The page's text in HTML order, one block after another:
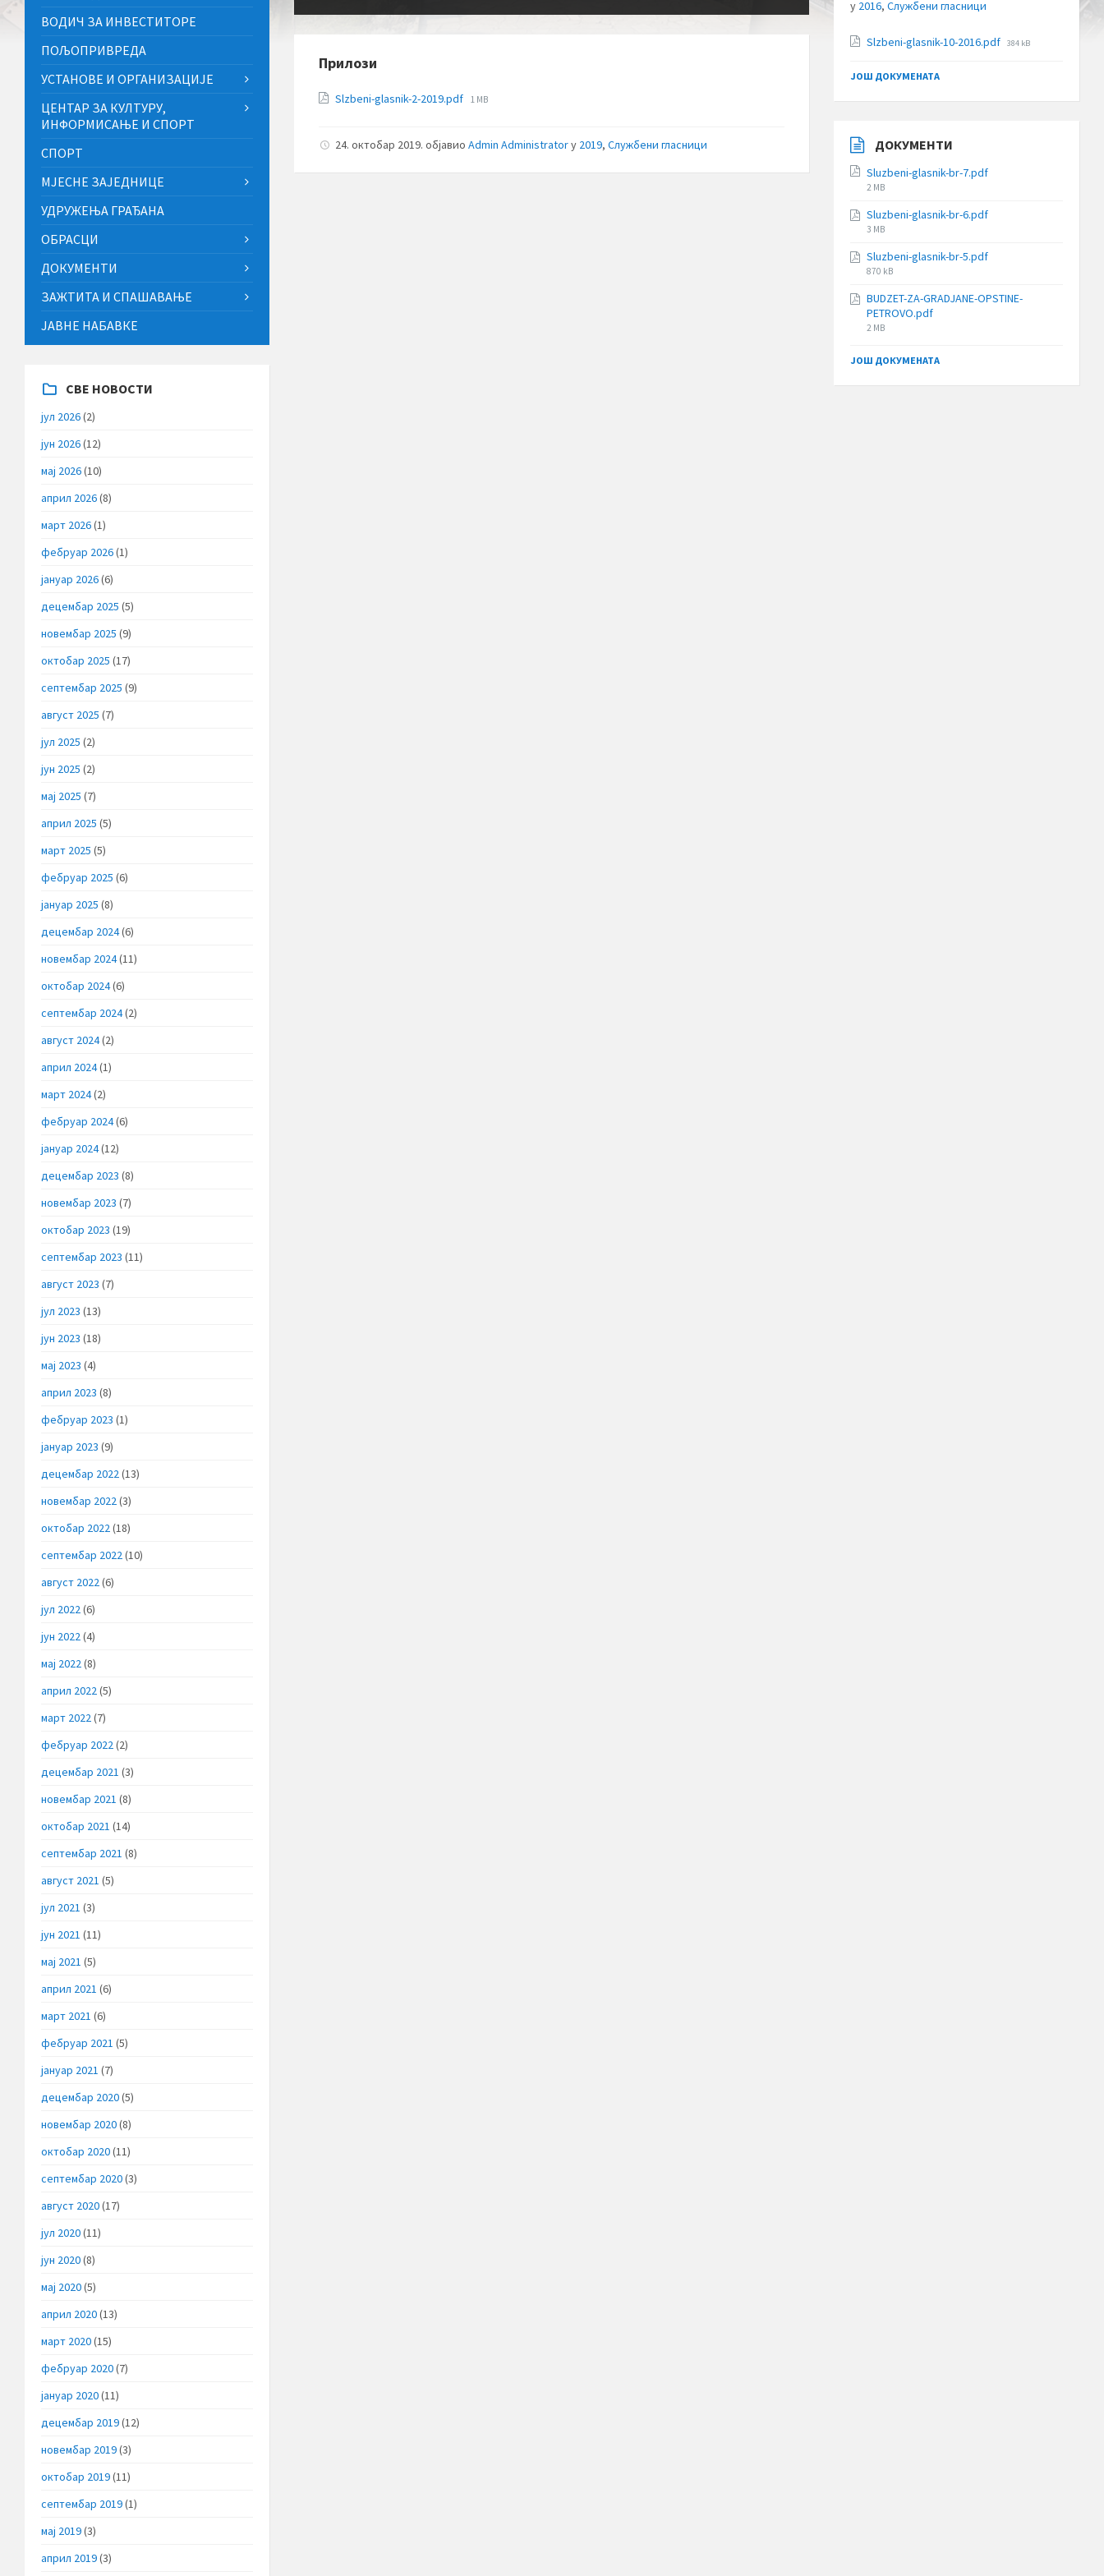
Прилози
Slzbeni-glasnik-2-2019.pdf File
1 MB
24. октобар 2019.објавиоAdmin Administratorу 2019,Службени гласници
ВОДИЧ ЗА ИНВЕСТИТОРЕ
ПОЉОПРИВРЕДА
УСТАНОВЕ И ОРГАНИЗАЦИЈЕ
ЦЕНТАР ЗА КУЛТУРУ,
ИНФОРМИСАЊЕ И СПОРТ
СПОРТ
МЈЕСНЕ ЗАЈЕДНИЦЕ
УДРУЖЕЊА ГРАЂАНА
ОБРАСЦИ
ДОКУМЕНТИ
ЗАЖТИТА И СПАШАВАЊЕ
ЈАВНЕ НАБАВКЕ
СВЕ НОВОСТИ
јул 2026(2)
јун 2026(12)
мај 2026(10)
април 2026(8)
март 2026(1)
фебруар 2026(1)
јануар 2026(6)
децембар 2025 (5)
новембар 2025 (9)
октобар 2025 (17)
септембар 2025 (9)
август 2025 (7)
јул 2025 (2)
јун 2025 (2)
мај 2025 (7)
април 2025 (5)
март 2025 (5)
фебруар 2025 (6)
јануар 2025 (8)
децембар 2024(6)
новембар 2024(11)
октобар 2024(6)
септембар 2024(2)
август 2024(2)
април 2024(1)
март 2024(2)
фебруар 2024(6)
јануар 2024(12)
децембар 2023 (8)
новембар 2023 (7)
октобар 2023 (19)
септембар 2023 (11)
август 2023 (7)
јул 2023 (13)
јун 2023 (18)
мај 2023 (4)
април 2023 (8)
фебруар 2023 (1)
јануар 2023 (9)
децембар 2022(13)
новембар 2022(3)
октобар 2022(18)
септембар 2022(10)
август 2022(6)
јул 2022(6)
јун 2022(4)
мај 2022(8)
април 2022(5)
март 2022(7)
фебруар 2022(2)
децембар 2021 (3)
новембар 2021 (8)
октобар 2021 (14)
септембар 2021 (8)
август 2021 (5)
јул 2021 (3)
јун 2021 (11)
мај 2021 (5)
април 2021 (6)
март 2021 (6)
фебруар 2021 (5)
јануар 2021 (7)
децембар 2020(5)
новембар 2020(8)
октобар 2020(11)
септембар 2020(3)
август 2020(17)
јул 2020(11)
јун 2020(8)
мај 2020(5)
април 2020(13)
март 2020(15)
фебруар 2020(7)
јануар 2020(11)
децембар 2019(12)
новембар 2019(3)
октобар 2019(11)
септембар 2019(1)
мај 2019(3)
април 2019(3)
у 2016,Службени гласници
Slzbeni-glasnik-10-2016.pdf File
384 kB
ЈОШ ДОКУМЕНАТА
ДОКУМЕНТИ
Sluzbeni-glasnik-br-7.pdf
File
2 MB
Sluzbeni-glasnik-br-6.pdf
File
3 MB
Sluzbeni-glasnik-br-5.pdf
File
870 kB
BUDZET-ZA-GRADJANE-OPSTINE-
PETROVO.pdf
File
2 MB
ЈОШ ДОКУМЕНАТА